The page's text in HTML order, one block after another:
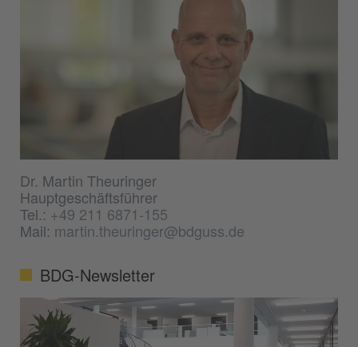
Dr. Martin Theuringer
Hauptgeschäftsführer
Tel.:+49 211 6871-155
Mail: martin.theuringer@bdguss.de
BDG-Newsletter